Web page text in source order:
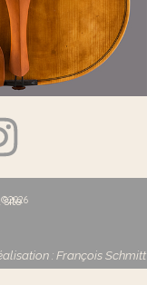
site
: François Schmitt